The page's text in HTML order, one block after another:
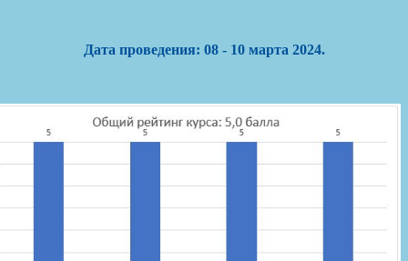
Дата проведения: 08 - 10 марта 2024.